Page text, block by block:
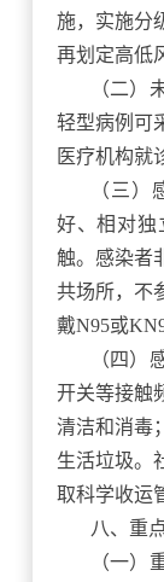
施，实施分
再划定高低
（二）
轻型病例可
医疗机构就
（三
好、相对独
触。感染者
共场所，不
戴N95或
（四）
开关等接触
清洁和消毒
生活垃圾。
取科学收运
八、重
（一）